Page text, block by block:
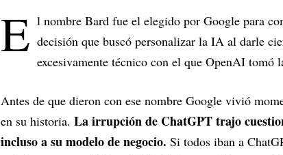
E l nombre Bard fue el elegido por Google para
decisión que buscó personalizar la IA al darle
excesivamente técnico con el que OpenAI tomó
Antes de que dieron con ese nombre Google vivió
en su historia. La irrupción de ChatGPT trajo
incluso a su modelo de negocio. Si todos iban a